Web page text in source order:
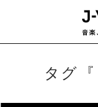
タグ